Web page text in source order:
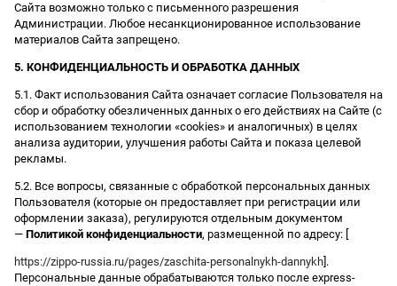
Сайта возможно только с письменного разрешения
Администрации. Любое несанкционированное использование
материалов Сайта запрещено.
5. КОНФИДЕНЦИАЛЬНОСТЬ И ОБРАБОТКА ДАННЫХ
5.1. Факт использования Сайта означает согласие Пользователя на
сбор и обработку обезличенных данных о его действиях на Сайте (с
использованием технологии «cookies» и аналогичных) в целях
анализа аудитории, улучшения работы Сайта и показа целевой
рекламы.
5.2. Все вопросы, связанные с обработкой персональных данных
Пользователя (которые он предоставляет при регистрации или
оформлении заказа), регулируются отдельным документом
— Политикой конфиденциальности, размещенной по адресу: [
https://zippo-russia.ru/pages/zaschita-personalnykh-dannykh ].
Персональные данные обрабатываются только после express-